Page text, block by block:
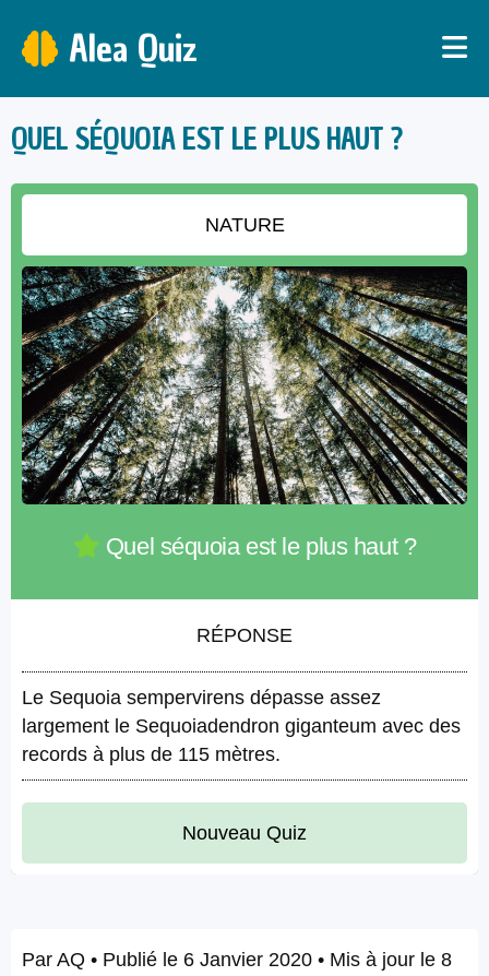
Alea Quiz
QUEL SÉQUOIA EST LE PLUS HAUT ?
NATURE
Quel séquoia est le plus haut ?
RÉPONSE
Le Sequoia sempervirens dépasse assez
largement le Sequoiadendron giganteum avec des
records à plus de 115 mètres.
Nouveau Quiz
Par AQ • Publié le 6 Janvier 2020 • Mis à jour le 8